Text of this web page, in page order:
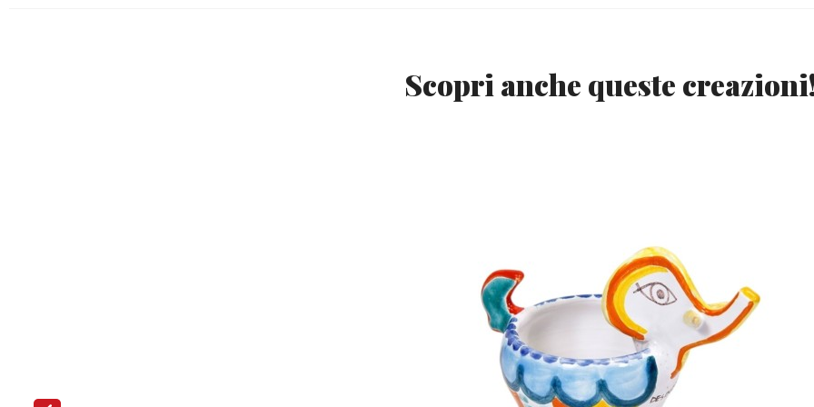
Scopri anche queste